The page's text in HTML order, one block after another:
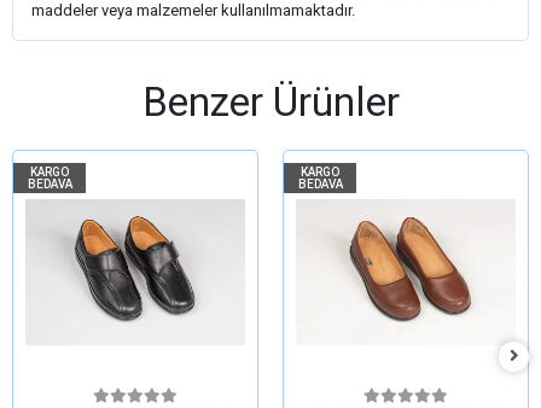
maddeler veya malzemeler kullanılmamaktadır.
Benzer Ürünler
KARGO
BEDAVA
KARGO
BEDAVA